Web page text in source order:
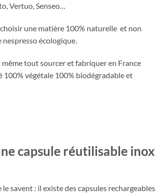
Vertuo, Senseo…
une matière 100% naturelle et non
écologique.
même tout sourcer et fabriquer en France
végétale 100% biodégradable et
capsule réutilisable inox
savent : il existe des capsules rechargeables